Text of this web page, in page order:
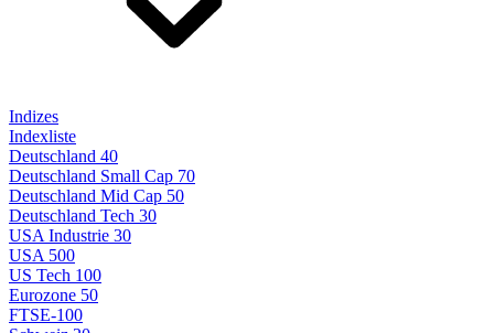
Indizes
Indexliste
Deutschland 40
Deutschland Small Cap 70
Deutschland Mid Cap 50
Deutschland Tech 30
USA Industrie 30
USA 500
US Tech 100
Eurozone 50
FTSE-100